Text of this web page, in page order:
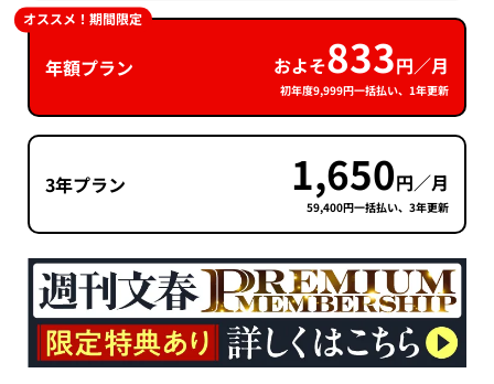
年額プラン およそ833円／月
初年度9,999円一括払い、1年更新
オススメ！期間限定
3年プラン 1,650円／月
59,400円一括払い、3年更新